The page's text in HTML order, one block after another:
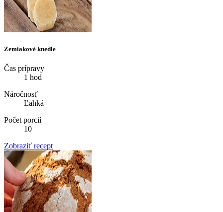
Zemiakové knedle
Čas prípravy
1 hod
Náročnosť
Ľahká
Počet porcií
10
Zobraziť recept